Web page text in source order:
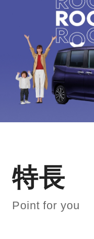
特長
Point for you